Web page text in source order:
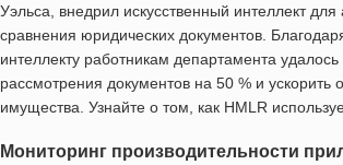
Уэльса, внедрил искусственный интеллект для
сравнения юридических документов.
интеллекту работникам департамента удалось
рассмотрения документов на 50 % и ускорить
имущества. Узнайте о том, как HMLR
Мониторинг производительности